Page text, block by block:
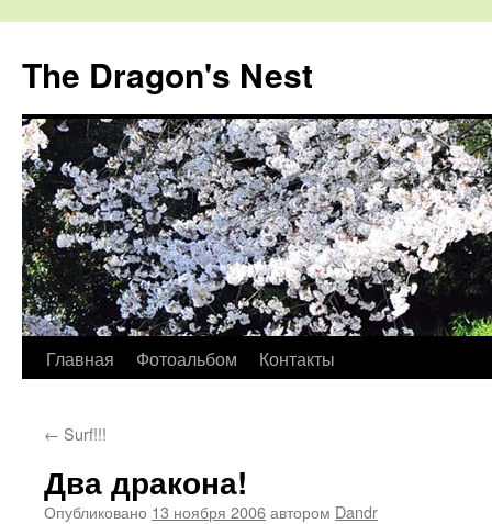
The Dragon's Nest
Перейти
содержимому
Главная Фотоальбом Контакты
← Surf!!!
Два дракона!
Опубликовано 13 ноября 2006автором Dandr